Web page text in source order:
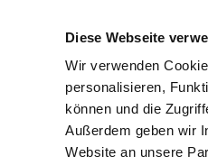
Diese Webseite
Wir verwenden
personalisieren,
können und die
Außerdem geben wir
Website an unsere